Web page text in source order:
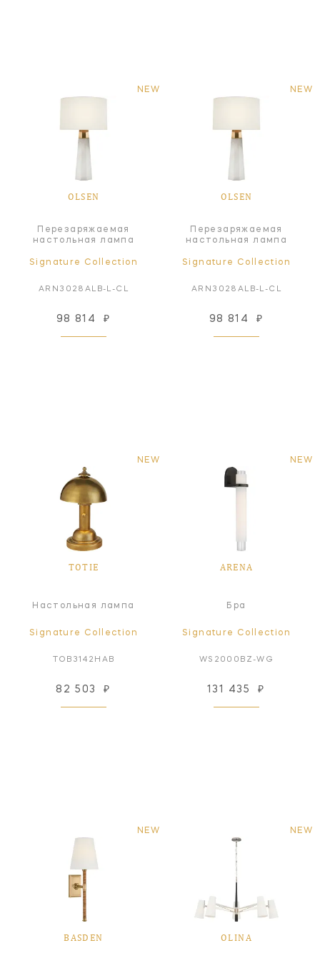
NEW
OLSEN
Перезаряжаемая
настольная лампа
Signature Collection
ARN3028ALB-L-CL
98 814 ₽
NEW
OLSEN
Перезаряжаемая
настольная лампа
Signature Collection
ARN3028ALB-L-CL
98 814 ₽
NEW
TOTIE
Настольная лампа
Signature Collection
TOB3142HAB
82 503 ₽
NEW
ARENA
Бра
Signature Collection
WS2000BZ-WG
131 435 ₽
NEW
BASDEN
NEW
OLINA